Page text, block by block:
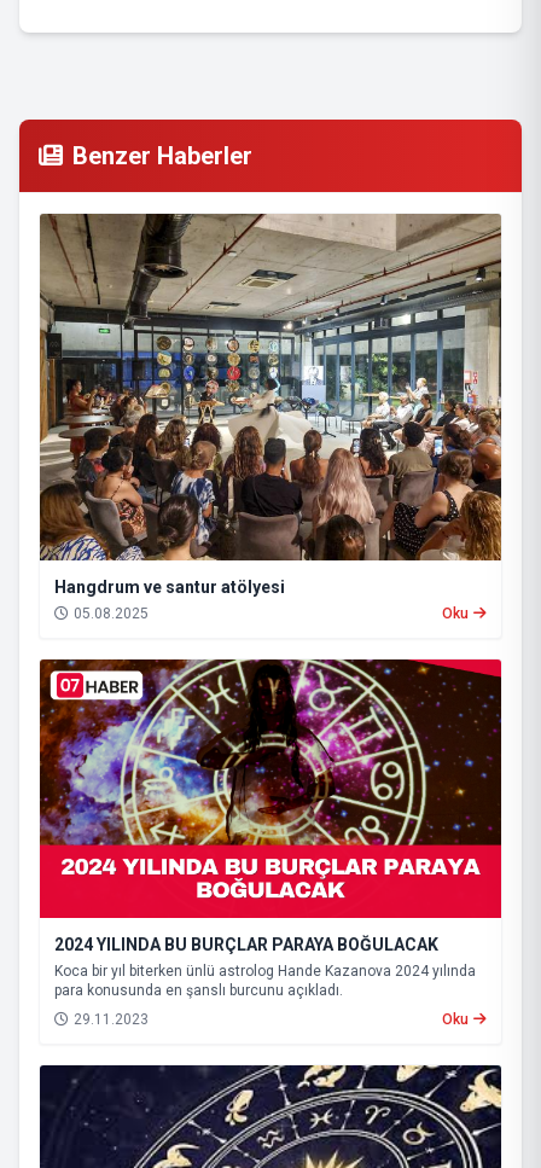
Benzer Haberler
Hangdrum ve santur atölyesi
05.08.2025 Oku
2024 YILINDA BU BURÇLAR PARAYA BOĞULACAK
Koca bir yıl biterken ünlü astrolog Hande Kazanova 2024 yılında
para konusunda en şanslı burcunu açıkladı.
29.11.2023
Oku